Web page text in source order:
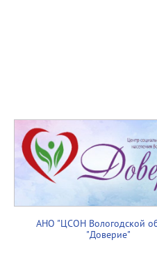
АНО "ЦСОН Вологодской
"Доверие"